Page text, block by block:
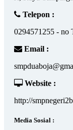
Telepon :
0294571255 - no
Email :
Website :
http://
Media Sosial :